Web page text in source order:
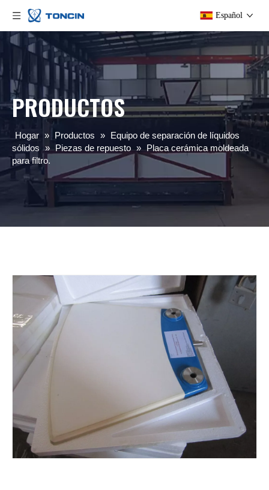
Español
PRODUCTOS
Hogar » Productos » Equipo de separación de líquidos
sólidos » Piezas de repuesto » Placa cerámica moldeada
para filtro.